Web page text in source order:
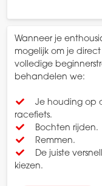
Wanneer je
mogelijk om je
volledige
behandelen we:
Je houding op
racefiets.
Bochten rijden.
Remmen.
De juiste
kiezen.